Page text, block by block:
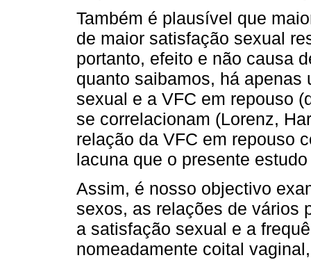
Também é plausível que
de maior satisfação sexual
portanto, efeito e não causa
quanto saibamos, há
sexual e a VFC em repouso
se correlacionam (Lorenz,
relação da VFC em repouso
lacuna que o presente
Assim, é nosso objectivo
sexos, as relações de vários
a satisfação sexual e a
nomeadamente coital